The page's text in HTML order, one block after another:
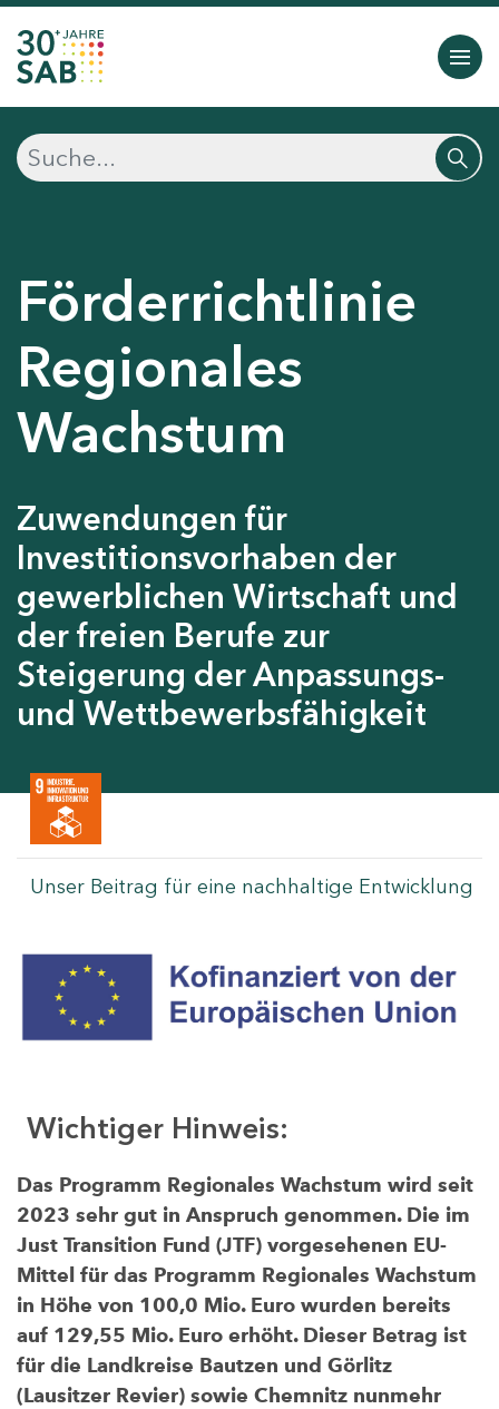
Förderrichtlinie
Regionales
Wachstum
Zuwendungen für
Investitionsvorhaben der
gewerblichen Wirtschaft und
der freien Berufe zur
Steigerung der Anpassungs-
und Wettbewerbsfähigkeit
Unser Beitrag für eine nachhaltige Entwicklung
Wichtiger Hinweis:
Das Programm Regionales Wachstum wird seit
2023 sehr gut in Anspruch genommen. Die im
Just Transition Fund (JTF) vorgesehenen EU-
Mittel für das Programm Regionales Wachstum
in Höhe von 100,0 Mio. Euro wurden bereits
auf 129,55 Mio. Euro erhöht. Dieser Betrag ist
für die Landkreise Bautzen und Görlitz
(Lausitzer Revier) sowie Chemnitz nunmehr